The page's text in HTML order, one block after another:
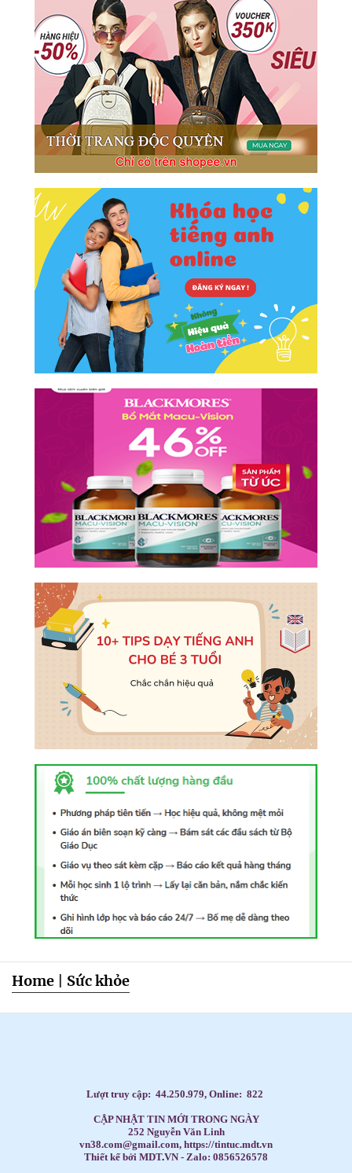
Home Sức khỏe
Lượt truy cập: 44.250.979, Online: 822
CẬP NHẬT TIN MỚI TRONG NGÀY
252 Nguyễn Văn Linh
vn38.com@gmail.com, https://tintuc.mdt.vn
Thiết kế bởi MDT.VN - Zalo: 0856526578